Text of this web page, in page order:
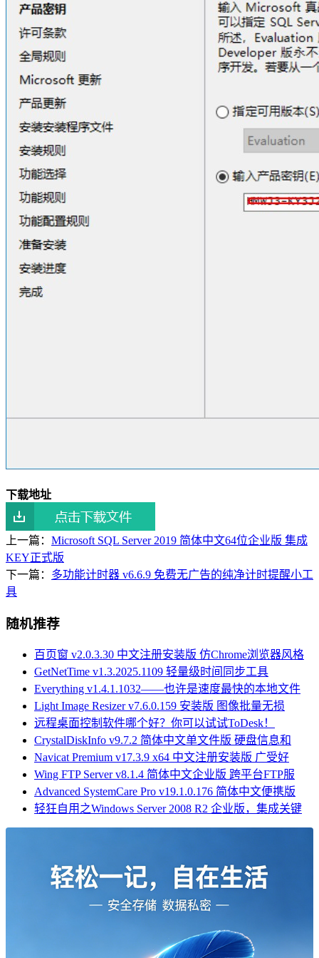
下载地址
上一篇： Microsoft SQL Server 2019 简体中文64位企业版 集成
KEY正式版
下一篇： 多功能计时器 v6.6.9 免费无广告的纯净计时提醒小工
具
随机推荐
百页窗 v2.0.3.30 中文注册安装版 仿Chrome浏览器风格
GetNetTime v1.3.2025.1109 轻量级时间同步工具
Everything v1.4.1.1032——也许是速度最快的本地文件
Light Image Resizer v7.6.0.159 安装版 图像批量无损
远程桌面控制软件哪个好？你可以试试ToDesk！
CrystalDiskInfo v9.7.2 简体中文单文件版 硬盘信息和
Navicat Premium v17.3.9 x64 中文注册安装版 广受好
Wing FTP Server v8.1.4 简体中文企业版 跨平台FTP服
Advanced SystemCare Pro v19.1.0.176 简体中文便携版
轻狂自用之Windows Server 2008 R2 企业版，集成关键